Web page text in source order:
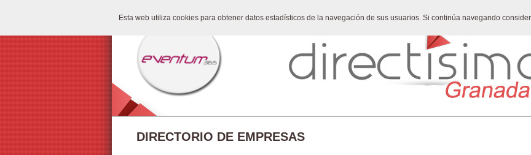
Esta web utiliza cookies para obtener datos estadísticos de la navegación de sus usuarios. Si continúa navegando
DIRECTORIO DE EMPRESAS